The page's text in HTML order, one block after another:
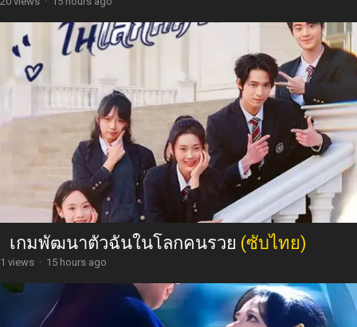
เกมพัฒนาตัวฉันในโลกคนรวย (ซับไทย)
1 views · 15 hours ago